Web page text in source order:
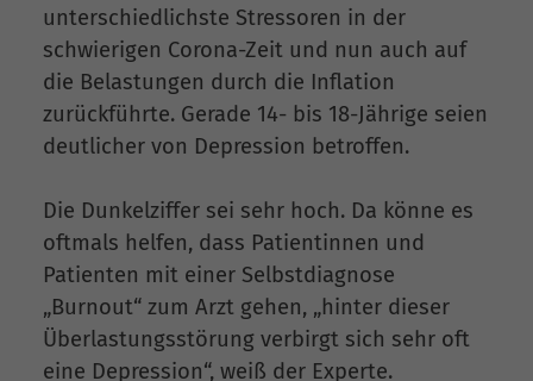
unterschiedlichste Stressoren in der
schwierigen Corona-Zeit und nun auch auf
die Belastungen durch die Inflation
zurückführte. Gerade 14- bis 18-Jährige seien
deutlicher von Depression betroffen.
Die Dunkelziffer sei sehr hoch. Da könne es
oftmals helfen, dass Patientinnen und
Patienten mit einer Selbstdiagnose
„Burnout“ zum Arzt gehen, „hinter dieser
Überlastungsstörung verbirgt sich sehr oft
eine Depression“, weiß der Experte.